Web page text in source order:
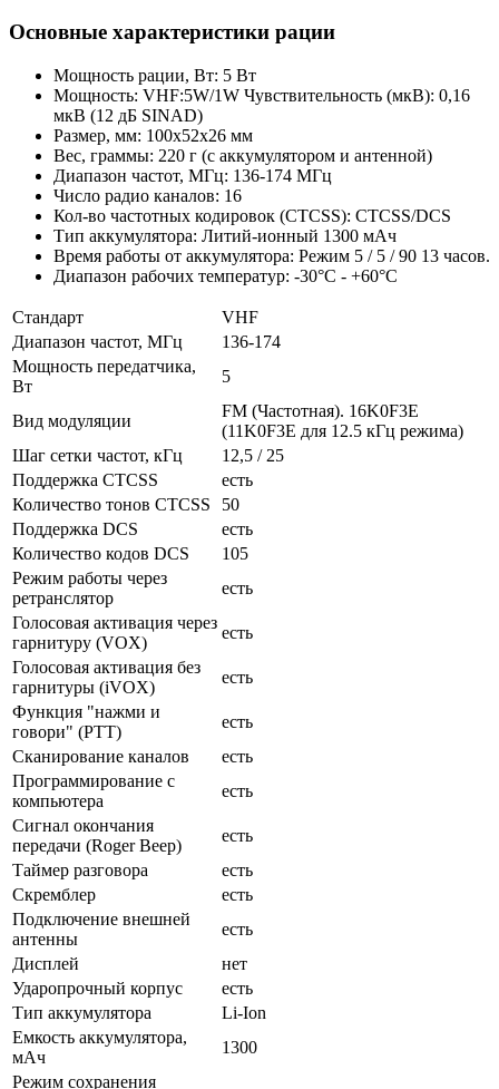
Основные характеристики рации
Мощность рации, Вт: 5 Вт
Мощность: VHF:5W/1W Чувствительность (мкВ): 0,16
мкВ (12 дБ SINAD)
Размер, мм: 100х52х26 мм
Вес, граммы: 220 г (с аккумулятором и антенной)
Диапазон частот, МГц: 136-174 МГц
Число радио каналов: 16
Кол-во частотных кодировок (CTCSS): CTCSS/DCS
Тип аккумулятора: Литий-ионный 1300 мАч
Время работы от аккумулятора: Режим 5 / 5 / 90 13 часов.
Диапазон рабочих температур: -30°С - +60°С
Стандарт
VHF
Диапазон частот, МГц
136-174
Мощность передатчика,
Вт
5
Вид модуляции
FM (Частотная). 16K0F3E
(11K0F3E для 12.5 кГц режима)
Шаг сетки частот, кГц
12,5 / 25
Поддержка CTCSS
есть
Количество тонов CTCSS
50
Поддержка DCS
есть
Количество кодов DCS
105
Режим работы через
ретранслятор
есть
Голосовая активация через
гарнитуру (VOX)
есть
Голосовая активация без
гарнитуры (iVOX)
есть
Функция "нажми и
говори" (PTT)
есть
Сканирование каналов
есть
Программирование с
компьютера
есть
Сигнал окончания
передачи (Roger Beep)
есть
Таймер разговора
есть
Скремблер
есть
Подключение внешней
антенны
есть
Дисплей
нет
Ударопрочный корпус
есть
Тип аккумулятора
Li-Ion
Емкость аккумулятора,
мАч
1300
Режим сохранения